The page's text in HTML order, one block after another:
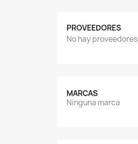
PROVEEDORES
No hay proveedores
MARCAS
Ninguna marca